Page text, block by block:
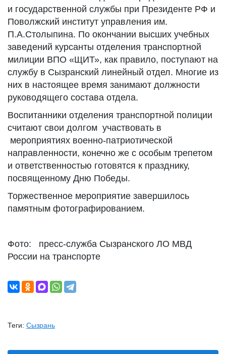
и государственной службы при Президенте РФ и
Поволжский институт управления им.
П.А.Столыпина. По окончании высших учебных
заведений курсанты отделения транспортной
милиции ВПО «ЩИТ», как правило, поступают на
службу в Сызранский линейный отдел. Многие из
них в настоящее время занимают должности
руководящего состава отдела.
Воспитанники отделения транспортной полиции
считают свои долгом участвовать в
мероприятиях военно-патриотической
направленности, конечно же с особым трепетом
и ответственностью готовятся к празднику,
посвященному Дню Победы.
Торжественное мероприятие завершилось
памятным фотографированием.
Фото: пресс-служба Сызранского ЛО МВД
России на транспорте
Теги: Сызрань